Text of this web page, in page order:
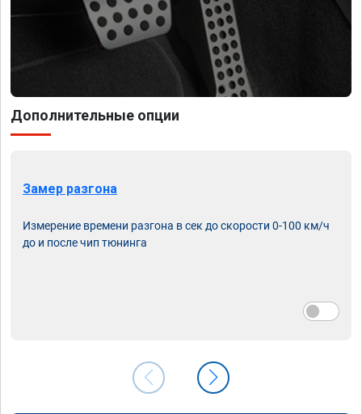
Дополнительные опции
Замер разгона
Измерение времени разгона в сек до скорости 0-100 км/ч
до и после чип тюнинга